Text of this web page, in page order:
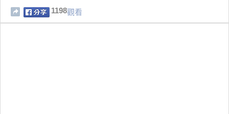
1198觀看